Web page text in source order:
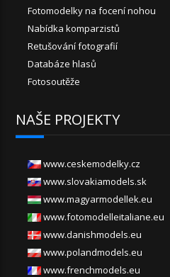
Fotomodelky na focení nohou
Nabídka komparzistů
Retušování fotografií
Databáze hlasů
Fotosoutěže
NAŠE PROJEKTY
www.ceskemodelky.cz
www.slovakiamodels.sk
www.magyarmodellek.eu
www.fotomodelleitaliane.eu
www.danishmodels.eu
www.polandmodels.eu
www.frenchmodels.eu